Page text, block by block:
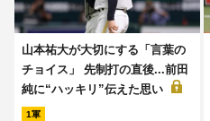
山本祐大が大切にする「言葉の
チョイス」 先制打の直後...前田
純に“ハッキリ”伝えた思い
1軍